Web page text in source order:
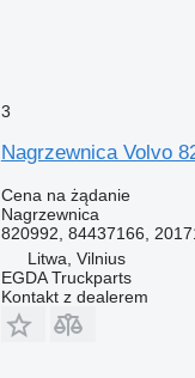
3
Nagrzewnica Volvo
Cena na żądanie
Nagrzewnica
820992, 84437166,
Litwa, Vilnius
EGDA Truckparts
Kontakt z dealerem